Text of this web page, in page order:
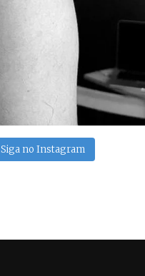
Siga no Instagram